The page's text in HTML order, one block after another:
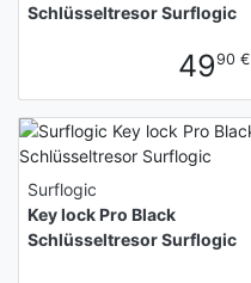
Schlüsseltresor Surflogic
4990 €
Surflogic
Key lock Pro Black
Schlüsseltresor Surflogic